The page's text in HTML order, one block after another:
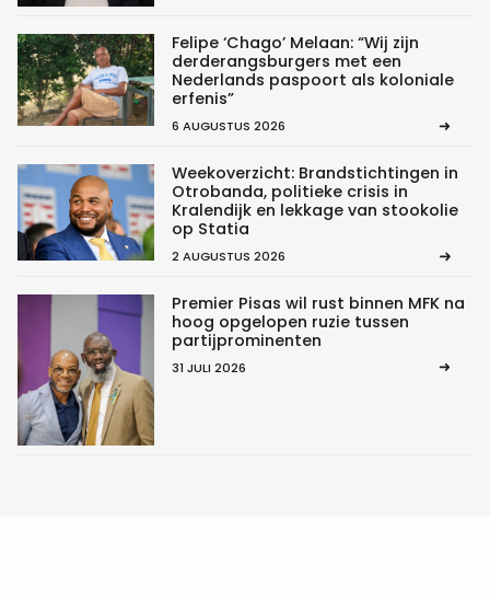
Felipe ‘Chago’ Melaan: “Wij zijn
derderangsburgers met een
Nederlands paspoort als koloniale
erfenis”
6 AUGUSTUS 2026
Weekoverzicht: Brandstichtingen in
Otrobanda, politieke crisis in
Kralendijk en lekkage van stookolie
op Statia
2 AUGUSTUS 2026
Premier Pisas wil rust binnen MFK na
hoog opgelopen ruzie tussen
partijprominenten
31 JULI 2026